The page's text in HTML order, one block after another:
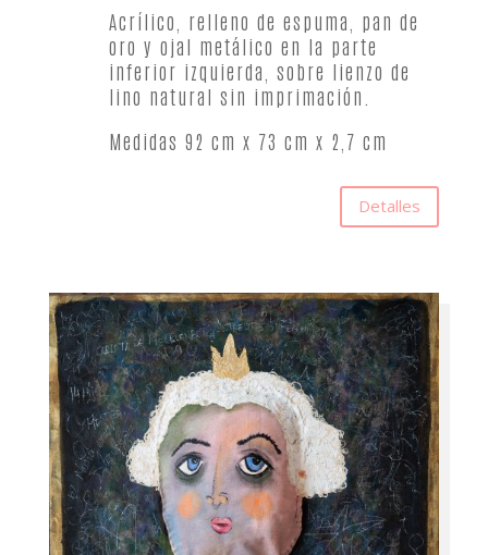
Acrílico, relleno de espuma, pan de
oro y ojal metálico en la parte
inferior izquierda, sobre lienzo de
lino natural sin imprimación.
Medidas 92 cm x 73 cm x 2,7 cm
Detalles